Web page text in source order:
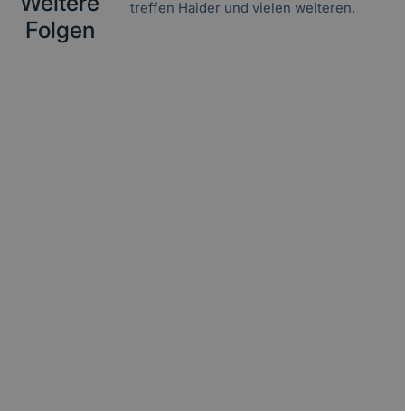
Folgen
treffen Haider und vielen weiteren.